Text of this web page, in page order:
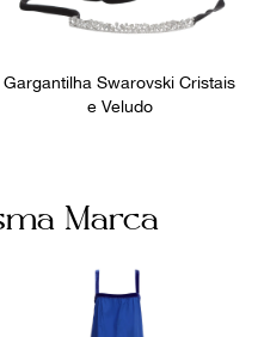
Gargantilha Swarovski Cristais
e Veludo
Marca